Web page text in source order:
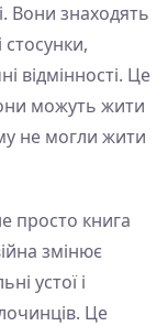
Вони знаходять
відмінності. Це
можуть жити
не могли жити
просто книга
змінює
устої і
Це